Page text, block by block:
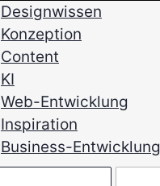
Designwissen
Konzeption
Content
KI
Web-Entwicklung
Inspiration
Business-Entwicklung